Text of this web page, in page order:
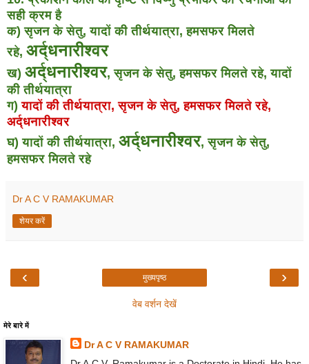
सही क्रम है
क) सृजन के सेतु, यादों की तीर्थयात्रा, हमसफर मिलते
रहे, अर्द्धनारीश्वर
ख) अर्द्धनारीश्वर, सृजन के सेतु, हमसफर मिलते रहे, यादों
की तीर्थयात्रा
ग)यादों की तीर्थयात्रा, सृजन के सेतु, हमसफर मिलते रहे,
अर्द्धनारीश्वर
घ) यादों की तीर्थयात्रा, अर्द्धनारीश्वर, सृजन के सेतु,
हमसफर मिलते रहे
Dr A C V RAMAKUMAR
शेयर करें
‹ ›
मुख्यपृष्ठ
वेब वर्शन देखें
मेरे बारे में
Dr A C V RAMAKUMAR